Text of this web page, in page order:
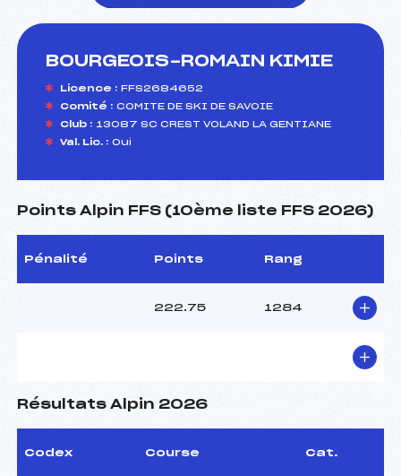
BOURGEOIS-ROMAIN KIMIE
Licence : FFS2684652
Comité : COMITE DE SKI DE SAVOIE
Club : 13087 SC CREST VOLAND LA GENTIANE
Val. Lic. : Oui
Points Alpin FFS (10ème liste FFS 2026)
Pénalité Points Rang
222.75 1284
Résultats Alpin 2026
Codex Course Cat.